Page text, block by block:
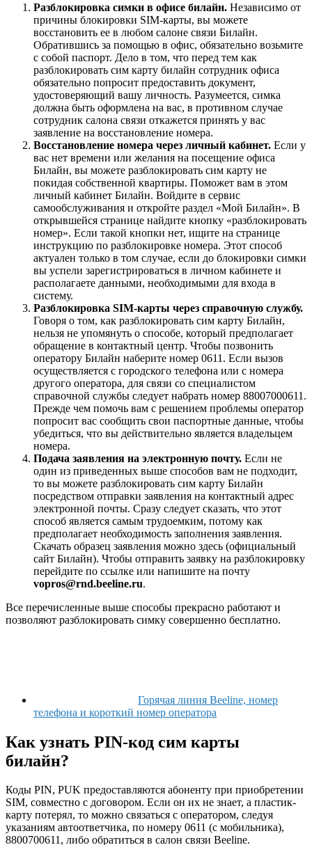
Разблокировка симки в офисе билайн. Независимо от
причины блокировки SIM-карты, вы можете
восстановить ее в любом салоне связи Билайн.
Обратившись за помощью в офис, обязательно возьмите
с собой паспорт. Дело в том, что перед тем как
разблокировать сим карту билайн сотрудник офиса
обязательно попросит предоставить документ,
удостоверяющий вашу личность. Разумеется, симка
должна быть оформлена на вас, в противном случае
сотрудник салона связи откажется принять у вас
заявление на восстановление номера.
Восстановление номера через личный кабинет. Если у
вас нет времени или желания на посещение офиса
Билайн, вы можете разблокировать сим карту не
покидая собственной квартиры. Поможет вам в этом
личный кабинет Билайн. Войдите в сервис
самообслуживания и откройте раздел «Мой Билайн». В
открывшейся странице найдите кнопку «разблокировать
номер». Если такой кнопки нет, ищите на странице
инструкцию по разблокировке номера. Этот способ
актуален только в том случае, если до блокировки симки
вы успели зарегистрироваться в личном кабинете и
располагаете данными, необходимыми для входа в
систему.
Разблокировка SIM-карты через справочную службу.
Говоря о том, как разблокировать сим карту Билайн,
нельзя не упомянуть о способе, который предполагает
обращение в контактный центр. Чтобы позвонить
оператору Билайн наберите номер 0611 . Если вызов
осуществляется с городского телефона или с номера
другого оператора, для связи со специалистом
справочной службы следует набрать номер 88007000611 .
Прежде чем помочь вам с решением проблемы оператор
попросит вас сообщить свои паспортные данные, чтобы
убедиться, что вы действительно является владельцем
номера.
Подача заявления на электронную почту. Если не
один из приведенных выше способов вам не подходит,
то вы можете разблокировать сим карту Билайн
посредством отправки заявления на контактный адрес
электронной почты. Сразу следует сказать, что этот
способ является самым трудоемким, потому как
предполагает необходимость заполнения заявления.
Скачать образец заявления можно здесь (официальный
сайт Билайн). Чтобы отправить заявку на разблокировку
перейдите по ссылке или напишите на почту
vopros@rnd.beeline.ru.
Все перечисленные выше способы прекрасно работают и
позволяют разблокировать симку совершенно бесплатно.
Горячая линия Beeline, номер
телефона и короткий номер оператора
Как узнать PIN-код сим карты
билайн?
Коды PIN, PUK предоставляются абоненту при приобретении
SIM, совместно с договором. Если он их не знает, а пластик-
карту потерял, то можно связаться с оператором, следуя
указаниям автоответчика, по номеру 0611 (с мобильника),
8800700611, либо обратиться в салон связи Beeline.